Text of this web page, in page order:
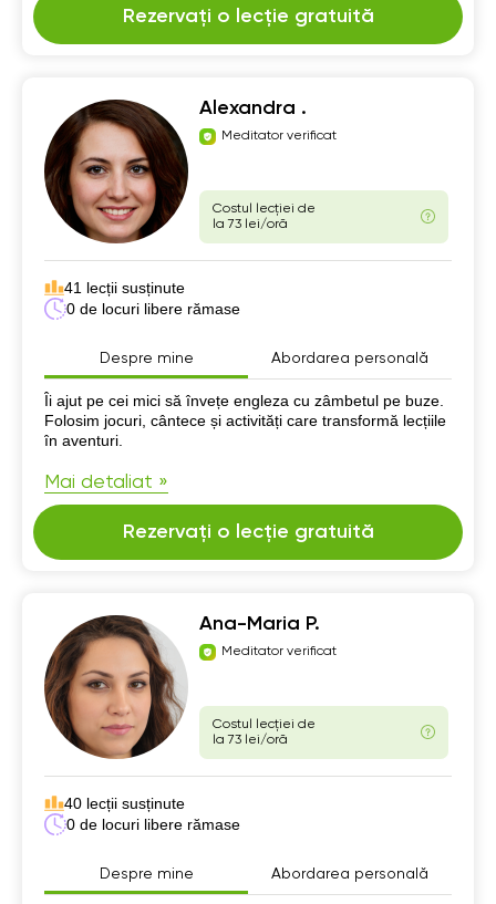
Rezervați o lecție gratuită
Alexandra .
Meditator verificat
Costul lecției de
la 73 lei/oră
41 lecții susținute
0 de locuri libere rămase
Despre mine Abordarea personală
Despre mine
Îi ajut pe cei mici să învețe engleza cu zâmbetul pe buze.
Folosim jocuri, cântece și activități care transformă lecțiile
în aventuri.
Mai detaliat »
Rezervați o lecție gratuită
Ana-Maria P.
Meditator verificat
Costul lecției de
la 73 lei/oră
40 lecții susținute
0 de locuri libere rămase
Despre mine Abordarea personală